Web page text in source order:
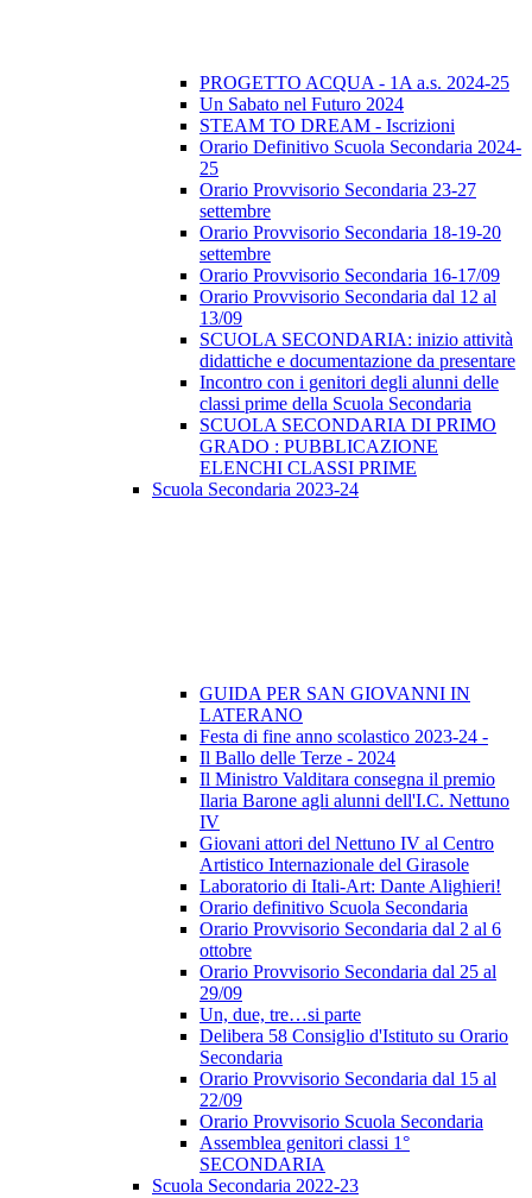
PROGETTO ACQUA - 1A a.s. 2024-25
Un Sabato nel Futuro 2024
STEAM TO DREAM - Iscrizioni
Orario Definitivo Scuola Secondaria 2024-
25
Orario Provvisorio Secondaria 23-27
settembre
Orario Provvisorio Secondaria 18-19-20
settembre
Orario Provvisorio Secondaria 16-17/09
Orario Provvisorio Secondaria dal 12 al
13/09
SCUOLA SECONDARIA: inizio attività
didattiche e documentazione da presentare
Incontro con i genitori degli alunni delle
classi prime della Scuola Secondaria
SCUOLA SECONDARIA DI PRIMO
GRADO : PUBBLICAZIONE
ELENCHI CLASSI PRIME
Scuola Secondaria 2023-24
GUIDA PER SAN GIOVANNI IN
LATERANO
Festa di fine anno scolastico 2023-24 -
Il Ballo delle Terze - 2024
Il Ministro Valditara consegna il premio
Ilaria Barone agli alunni dell'I.C. Nettuno
IV
Giovani attori del Nettuno IV al Centro
Artistico Internazionale del Girasole
Laboratorio di Itali-Art: Dante Alighieri!
Orario definitivo Scuola Secondaria
Orario Provvisorio Secondaria dal 2 al 6
ottobre
Orario Provvisorio Secondaria dal 25 al
29/09
Un, due, tre…si parte
Delibera 58 Consiglio d'Istituto su Orario
Secondaria
Orario Provvisorio Secondaria dal 15 al
22/09
Orario Provvisorio Scuola Secondaria
Assemblea genitori classi 1°
SECONDARIA
Scuola Secondaria 2022-23